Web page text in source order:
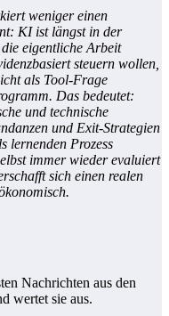
weniger einen
KI ist längst in der
eigentliche Arbeit
steuern wollen,
als Tool-Frage
Das bedeutet:
und technische
und Exit-Strategien
lernenden Prozess
immer wieder evaluiert
sich einen realen
Nachrichten aus den
wertet sie aus.